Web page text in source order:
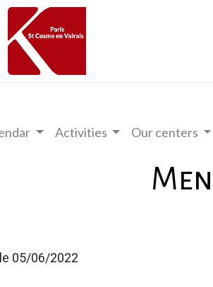
Activities Our centers
05/06/2022